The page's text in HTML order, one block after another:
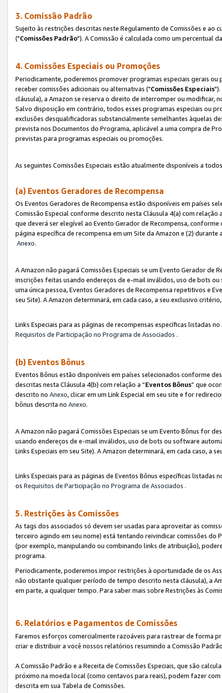
3. Comissão Padrão
Sujeito às restrições descritas neste Regulamento de Comissões e ao
("Comissões Padrão"). A Comissão é calculada como um percentual
4. Comissões Especiais ou Promoções
Periodicamente, poderemos promover programas especiais gerais
receber comissões adicionais ou alternativas ("Comissões Especiais
cláusula), a Amazon se reserva o direito de interromper ou
Salvo disposição em contrário, todos esses programas especiais ou
exclusões desqualificadoras substancialmente semelhantes àquelas
prevista nos Documentos do Programa, aplicável a uma compra de
previstas para programas especiais ou promoções.
As seguintes Comissões Especiais estão atualmente disponíveis a
(a) Eventos Geradores de Recompensa
Os Eventos Geradores de Recompensa estão disponíveis em países
Comissão Especial conforme descrito nesta Cláusula 4(a) com relação
que deverá ser elegível ao Evento Gerador de Recompensa,
página específica de recompensa em um Site da Amazon e (2)
Anexo.
A Amazon não pagará Comissões Especiais se um Evento Gerador
inscrições feitas usando endereços de e-mail inválidos, uso de bots
uma única pessoa, Eventos Geradores de Recompensa repetitivos e
seu Site). A Amazon determinará, em cada caso, a seu exclusivo
Links Especiais para as páginas de recompensas específicas listadas no
Requisitos de Participação no Programa de Associados .
(b) Eventos Bônus
Eventos Bônus estão disponíveis em países selecionados conforme
descritas nesta Cláusula 4(b) com relação a “Eventos Bônus” que
descrito no Anexo, clicar em um Link Especial em seu site e for
bônus descrita no Anexo.
A Amazon não pagará Comissões Especiais se um Evento Bônus for
usando endereços de e-mail inválidos, uso de bots ou software
Links Especiais em seu Site). A Amazon determinará, em cada caso, a
Links Especiais para as páginas de Eventos Bônus específicas listadas
os Requisitos de Participação no Programa de Associados .
5. Restrições às Comissões
As tags dos associados só devem ser usadas para aproveitar as
terceiro agindo em seu nome) está tentando reivindicar comissões
(por exemplo, manipulando ou combinando links de atribuição),
programa.
Periodicamente, poderemos impor restrições à oportunidade de os
não obstante qualquer período de tempo descrito nesta cláusula), a
em parte, a qualquer tempo. Para saber mais sobre Restrições às
6. Relatórios e Pagamentos de Comissões
Faremos esforços comercialmente razoáveis para rastrear de forma
criar e distribuir a você nossos relatórios resumindo a Comissão
A Comissão Padrão e a Receita de Comissões Especiais, que são
próximo na moeda local (como centavos para reais), podem fazer
descrita em sua Tabela de Comissões.